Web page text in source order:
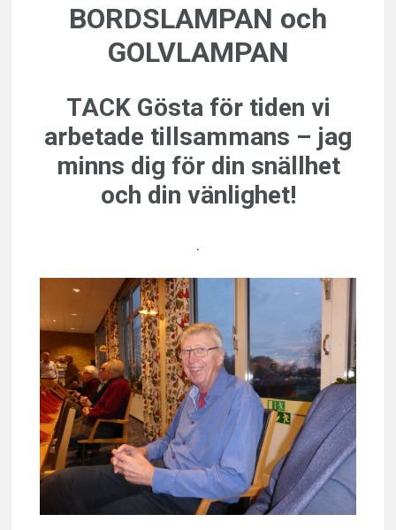
BORDSLAMPAN och
GOLVLAMPAN
TACK Gösta för tiden vi
arbetade tillsammans – jag
minns dig för din snällhet
och din vänlighet!
.